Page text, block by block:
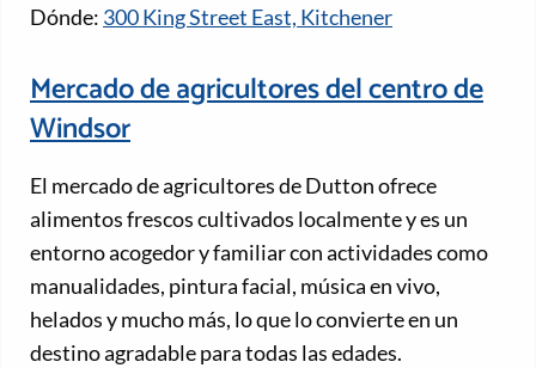
Dónde: 300 King Street East, Kitchener
Mercado de agricultores del centro de
Windsor
El mercado de agricultores de Dutton ofrece
alimentos frescos cultivados localmente y es un
entorno acogedor y familiar con actividades como
manualidades, pintura facial, música en vivo,
helados y mucho más, lo que lo convierte en un
destino agradable para todas las edades.